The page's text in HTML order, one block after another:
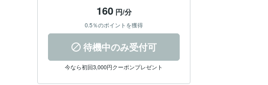
160円/分
0.5％のポイントを獲得
待機中のみ受付可
今なら初回3,000円クーポンプレゼント